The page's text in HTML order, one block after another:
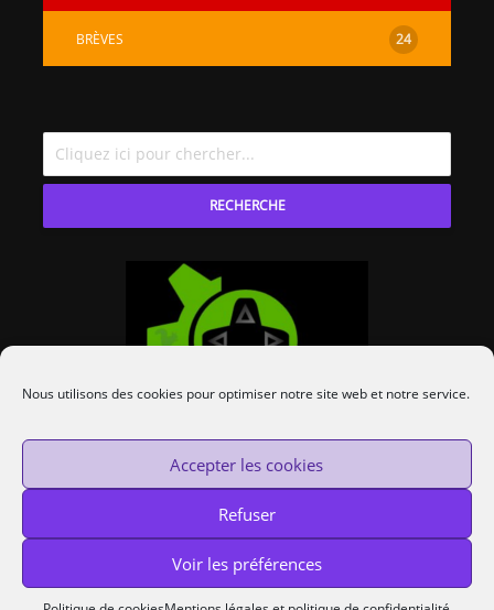
Nous utilisons des cookies pour optimiser notre site web et notre service.
Accepter les cookies
Refuser
Voir les préférences
BRÈVES 24
RECHERCHE
Custom Protocol © 2014-2020 —Cookies